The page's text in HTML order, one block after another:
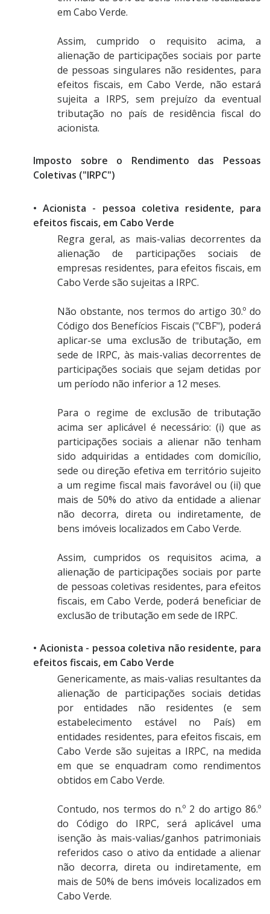
em Cabo Verde.
Assim, cumprido o requisito acima, a
alienação de participações sociais por parte
de pessoas singulares não residentes, para
efeitos fiscais, em Cabo Verde, não estará
sujeita a IRPS, sem prejuízo da eventual
tributação no país de residência fiscal do
acionista.
Imposto sobre o Rendimento das Pessoas
Coletivas ("IRPC")
• Acionista - pessoa coletiva residente, para
efeitos fiscais, em Cabo Verde
Regra geral, as mais-valias decorrentes da
alienação de participações sociais de
empresas residentes, para efeitos fiscais, em
Cabo Verde são sujeitas a IRPC.
Não obstante, nos termos do artigo 30.º do
Código dos Benefícios Fiscais ("CBF"), poderá
aplicar-se uma exclusão de tributação, em
sede de IRPC, às mais-valias decorrentes de
participações sociais que sejam detidas por
um período não inferior a 12 meses.
Para o regime de exclusão de tributação
acima ser aplicável é necessário: (i) que as
participações sociais a alienar não tenham
sido adquiridas a entidades com domicílio,
sede ou direção efetiva em território sujeito
a um regime fiscal mais favorável ou (ii) que
mais de 50% do ativo da entidade a alienar
não decorra, direta ou indiretamente, de
bens imóveis localizados em Cabo Verde.
Assim, cumpridos os requisitos acima, a
alienação de participações sociais por parte
de pessoas coletivas residentes, para efeitos
fiscais, em Cabo Verde, poderá beneficiar de
exclusão de tributação em sede de IRPC.
• Acionista - pessoa coletiva não residente, para
efeitos fiscais, em Cabo Verde
Genericamente, as mais-valias resultantes da
alienação de participações sociais detidas
por entidades não residentes (e sem
estabelecimento estável no País) em
entidades residentes, para efeitos fiscais, em
Cabo Verde são sujeitas a IRPC, na medida
em que se enquadram como rendimentos
obtidos em Cabo Verde.
Contudo, nos termos do n.º 2 do artigo 86.º
do Código do IRPC, será aplicável uma
isenção às mais-valias/ganhos patrimoniais
referidos caso o ativo da entidade a alienar
não decorra, direta ou indiretamente, em
mais de 50% de bens imóveis localizados em
Cabo Verde.